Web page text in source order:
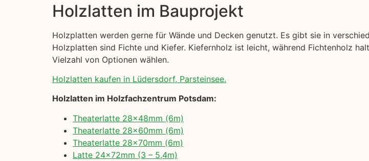
Holzlatten im Bauprojekt
Holzplatten werden gerne für Wände und Decken genutzt. Es gibt sie in
Holzplatten sind Fichte und Kiefer. Kiefernholz ist leicht, während Fichtenholz
Vielzahl von Optionen wählen.
Holzlatten kaufen in Lüdersdorf, Parsteinsee.
Holzlatten im Holzfachzentrum Potsdam:
Theaterlatte 28x48mm (6m)
Theaterlatte 28x60mm (6m)
Theaterlatte 28x70mm (6m)
Latte 24x72mm (3 – 5,4m)